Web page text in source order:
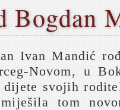
Bogdan
Ivan Mandić
Novom, u
dijete svojih
tom